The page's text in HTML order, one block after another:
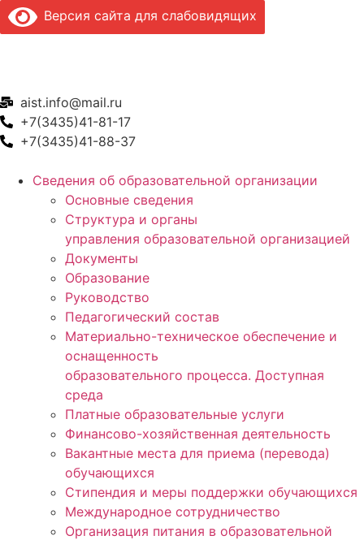
Перейти
к
Версия сайта для слабовидящих
aist.info@mail.ru
+7(3435)41-81-17
+7(3435)41-88-37
Сведения об образовательной организации
Основные сведения
Структура и органы
управления образовательной организацией
Документы
Образование
Руководство
Педагогический состав
Материально-техническое обеспечение и
оснащенность
образовательного процесса. Доступная
среда
Платные образовательные услуги
Финансово-хозяйственная деятельность
Вакантные места для приема (перевода)
обучающихся
Стипендия и меры поддержки обучающихся
Международное сотрудничество
Организация питания в образовательной